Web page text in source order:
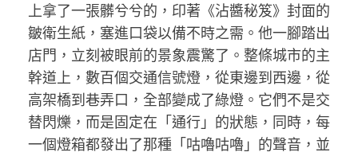
上拿了一張髒兮兮的，印著《沾醬秘笈》封面的
皺衛生紙，塞進口袋以備不時之需。他一腳踏出
店門，立刻被眼前的景象震驚了。整條城市的主
幹道上，數百個交通信號燈，從東邊到西邊，從
高架橋到巷弄口，全部變成了綠燈。它們不是交
替閃爍，而是固定在「通行」的狀態，同時，每
一個燈箱都發出了那種「咕嚕咕嚕」的聲音，並